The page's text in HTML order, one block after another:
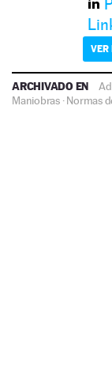
VER
ARCHIVADO EN
Maniobras·Normas